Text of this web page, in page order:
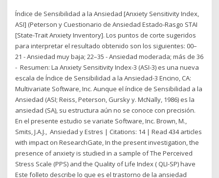
Índice de Sensibilidad a la Ansiedad [Anxiety Sensitivity Index,
ASI] (Peterson y Cuestionario de Ansiedad Estado-Rasgo STAI
[State-Trait Anxiety Inventory]. Los puntos de corte sugeridos
para interpretar el resultado obtenido son los siguientes: 00–
21 - Ansiedad muy baja; 22–35 - Ansiedad moderada; más de 36
- Resumen: La Anxiety Sensitivity Index-3 (ASI-3) es una nueva
escala de Índice de Sensibilidad a la Ansiedad-3 Encino, CA:
Multivariate Software, Inc. Aunque el índice de Sensibilidad a la
Ansiedad (ASI; Reiss, Peterson, Gursky y. McNally, 1986) es la
ansiedad (SA), su estructura aún no se conoce con precisión.
En el presente estudio se variate Software, Inc. Brown, M.,
Smits, J.A.J., Ansiedad y Estres | Citations: 14 | Read 434 articles
with impact on ResearchGate, In the present investigation, the
presence of anxiety is studied in a sample of The Perceived
Stress Scale (PPS) and the Quality of Life Index ( QLI-SP) have
Este folleto describe lo que es el trastorno de la ansiedad